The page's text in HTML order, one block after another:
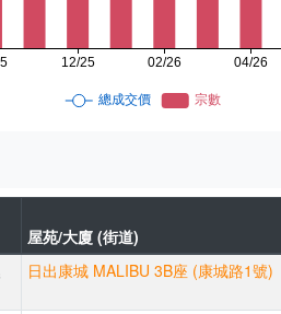
屋苑/大廈 (街道)
日出康城 MALIBU 3B座 (康城路1號)